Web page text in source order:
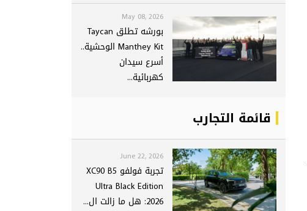
May 08, 2026
بورشه تطلق Taycan
Manthey Kit الوحشية..
أسرع سيدان
كهربائية...
قائمة التجارب
June 22, 2026
تجربة فولفو XC90 B5
Ultra Black Edition
2026: هل ما زالت ال...